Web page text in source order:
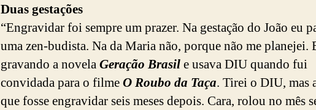
Duas gestações
“Engravidar foi sempre um prazer. Na gestação do João eu
uma zen-budista. Na da Maria não, porque não me planejei.
gravando a novelaGeração Brasile usava DIU quando fui
convidada para o filmeO Roubo da Taça. Tirei o DIU, mas
que fosse engravidar seis meses depois. Cara, rolou no mês